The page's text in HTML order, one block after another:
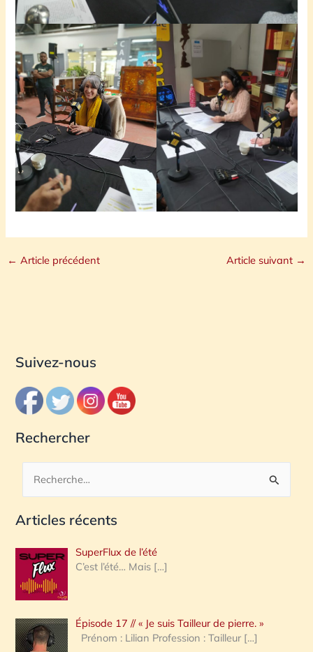
← Article précédent Article suivant →
Suivez-nous
Rechercher
c
e
r
c
h
e
Articles récents
SuperFlux de l’été
C’est l’été… Mais […]
Épisode 17 // « Je suis Tailleur de pierre. »
Prénom : Lilian Profession : Tailleur […]